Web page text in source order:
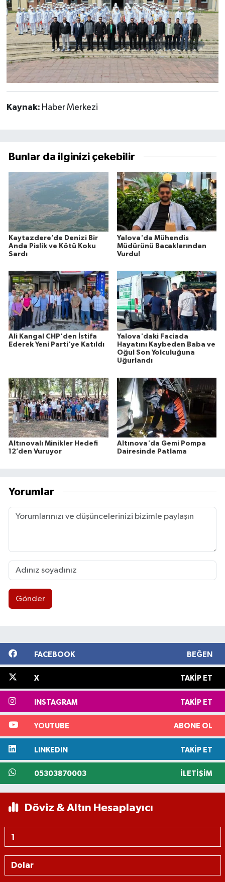
Kaynak: Haber Merkezi
Bunlar da ilginizi çekebilir
Kaytazdere’de Denizi Bir
Anda Pislik ve Kötü Koku
Sardı
Yalova'da Mühendis
Müdürünü Bacaklarından
Vurdu!
Ali Kangal CHP'den İstifa
Ederek Yeni Parti'ye Katıldı
Yalova'daki Faciada
Hayatını Kaybeden Baba ve
Oğul Son Yolculuğuna
Uğurlandı
Altınovalı Minikler Hedefi
12’den Vuruyor
Altınova'da Gemi Pompa
Dairesinde Patlama
Yorumlar
Gönder
FACEBOOK BEĞEN
X TAKIP ET
INSTAGRAM TAKIP ET
YOUTUBE ABONE OL
LINKEDIN TAKIP ET
05303870003 İLETIŞIM
Döviz & Altın Hesaplayıcı